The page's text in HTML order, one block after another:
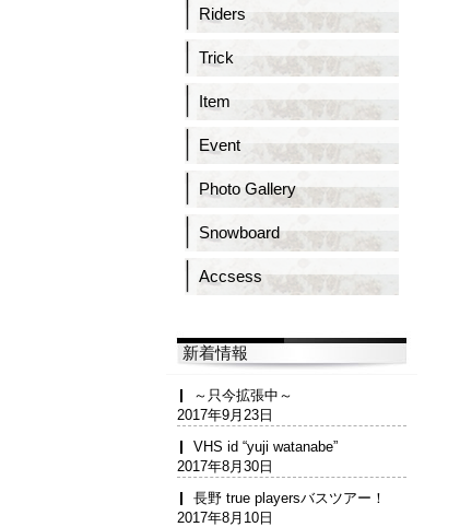
Riders
Trick
Item
Event
Photo Gallery
Snowboard
Accsess
新着情報
～只今拡張中～
2017年9月23日
VHS id “yuji watanabe”
2017年8月30日
長野 true playersバスツアー！
2017年8月10日